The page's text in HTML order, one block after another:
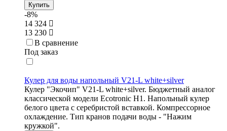
Купить
-8%
14 324
13 230
В сравнение
Под заказ
Кулер для воды напольный V21-L white+silver
Кулер "Экочип" V21-L white+silver. Бюджетный аналог
классической модели Ecotronic Н1. Напольный кулер
белого цвета с серебристой вставкой. Компрессорное
охлаждение. Тип кранов подачи воды - "Нажим
кружкой".